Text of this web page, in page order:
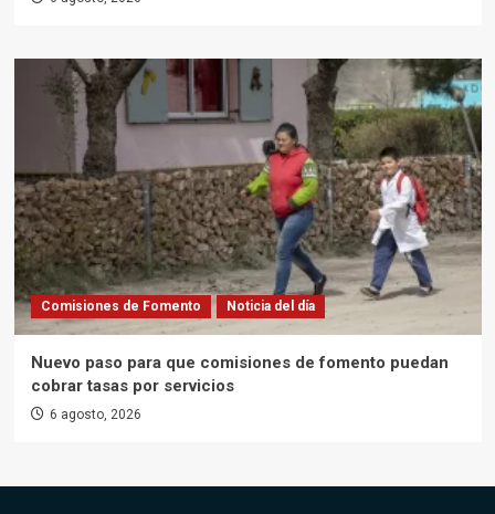
Comisiones de Fomento Noticia del día
Nuevo paso para que comisiones de fomento puedan
cobrar tasas por servicios
6 agosto, 2026